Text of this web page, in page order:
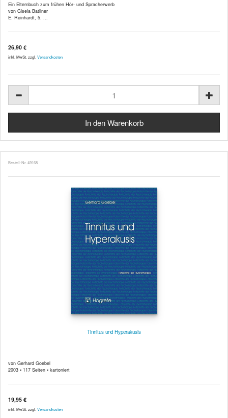
Ein Elternbuch zum frühen Hör- und Spracherwerb
von Gisela Batliner
E. Reinhardt, 5. ...
26,90 €
inkl. MwSt. zzgl. Versandkosten
Bestell-Nr. 49168
Tinnitus und Hyperakusis
von Gerhard Goebel
2003 ▪ 117 Seiten ▪ kartoniert
19,95 €
inkl. MwSt. zzgl. Versandkosten